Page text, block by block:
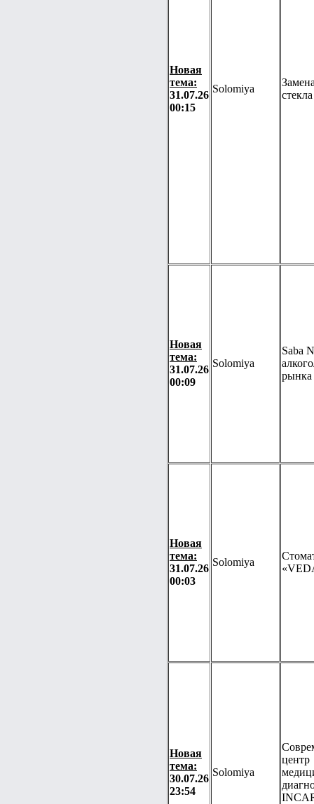
Новая
тема:
31.07.26
00:15
Solomiya
стекла
Новая
тема:
31.07.26
00:09
Solomiya
Saba
рынка
Новая
тема:
31.07.26
00:03
Solomiya
Новая
тема:
30.07.26
23:54
Solomiya
центр